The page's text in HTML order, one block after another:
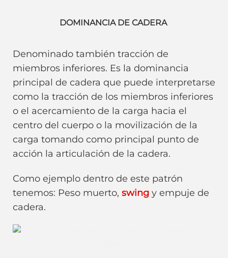
DOMINANCIA DE CADERA
Denominado también tracción de
miembros inferiores. Es la dominancia
principal de cadera que puede interpretarse
como la tracción de los miembros inferiores
o el acercamiento de la carga hacia el
centro del cuerpo o la movilización de la
carga tomando como principal punto de
acción la articulación de la cadera.
Como ejemplo dentro de este patrón
tenemos: Peso muerto, swing y empuje de
cadera.